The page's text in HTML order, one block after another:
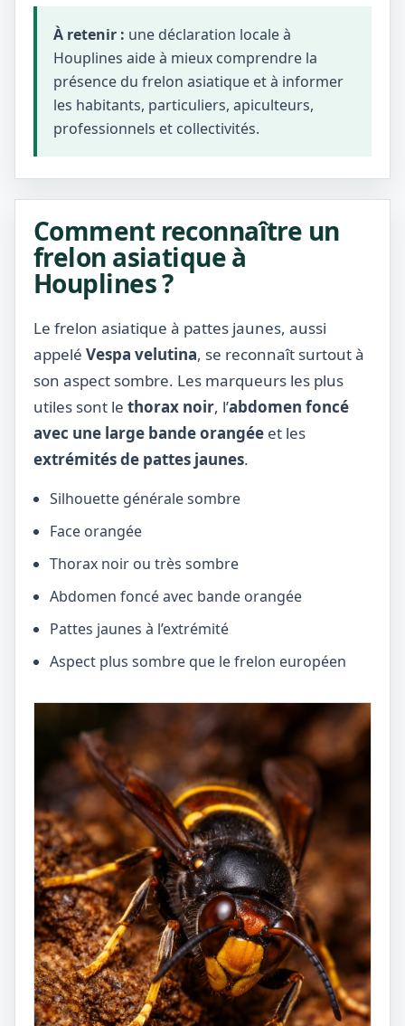
À retenir : une déclaration locale à
Houplines aide à mieux comprendre la
présence du frelon asiatique et à informer
les habitants, particuliers, apiculteurs,
professionnels et collectivités.
Comment reconnaître un
frelon asiatique à
Houplines ?
Le frelon asiatique à pattes jaunes, aussi
appelé Vespa velutina, se reconnaît surtout à
son aspect sombre. Les marqueurs les plus
utiles sont le thorax noir, l’abdomen foncé
avec une large bande orangée et les
extrémités de pattes jaunes.
Silhouette générale sombre
Face orangée
Thorax noir ou très sombre
Abdomen foncé avec bande orangée
Pattes jaunes à l’extrémité
Aspect plus sombre que le frelon européen